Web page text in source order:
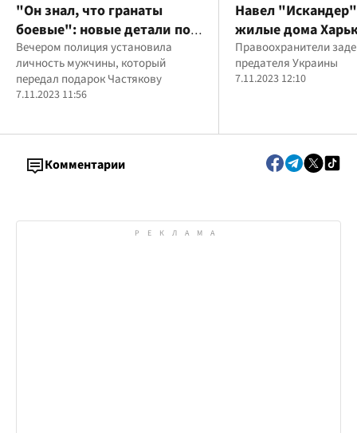
"Он знал, что гранаты
боевые": новые детали по
делу о гибели помощника
Залужного
Вечером полиция установила
личность мужчины, который
передал подарок Частякову
7.11.2023 11:56
Навел
жилые дома
задержала
агента
Правоохранители
предателя Украины
7.11.2023 12:10
Комментарии